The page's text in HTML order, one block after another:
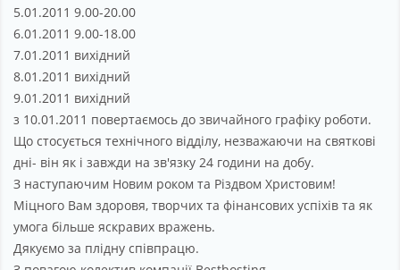
5.01.2011 9.00-20.00
6.01.2011 9.00-18.00
7.01.2011 вихідний
8.01.2011 вихідний
9.01.2011 вихідний
з 10.01.2011 повертаємось до звичайного графіку роботи.
Що стосується технічного відділу, незважаючи на святкові
дні- він як і завжди на зв'язку 24 години на добу.
З наступаючим Новим роком та Різдвом Христовим!
Міцного Вам здоровя, творчих та фінансових успіхів та як
умога більше яскравих вражень.
Дякуємо за плідну співпрацю.